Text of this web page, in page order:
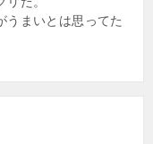
うまいとは思ってた